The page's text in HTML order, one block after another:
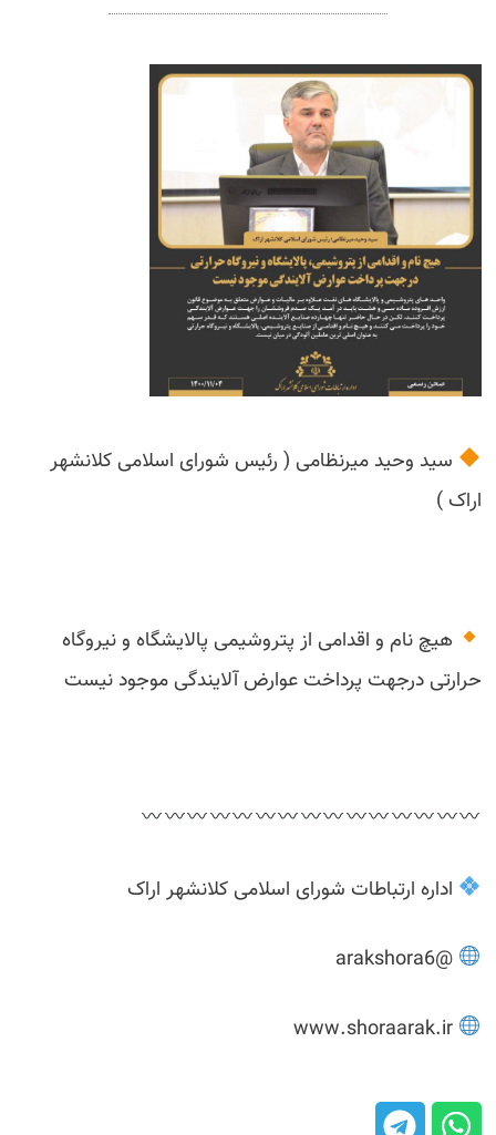
سید وحید میرنظامی ( رئیس شورای اسلامی کلانشهر
اراک )
هیچ نام و اقدامی از پتروشیمی پالایشگاه و نیروگاه
حرارتی درجهت پرداخت عوارض آلایندگی موجود نیست
اداره ارتباطات شورای اسلامی کلانشهر اراک
@arakshora6
www.shoraarak.ir